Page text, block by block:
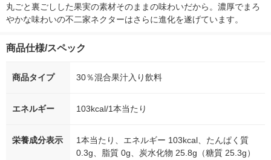
丸ごと裏ごしした果実の素材そのままの味わいだから。濃厚でまろ
やかな味わいの不二家ネクターはさらに進化を遂げています。
商品仕様/スペック
商品タイプ 30％混合果汁入り飲料
エネルギー 103kcal/1本当たり
栄養成分表示
1本当たり、エネルギー 103kcal、たんぱく質
0.3g、脂質 0g、炭水化物 25.8g（糖質 25.3g）